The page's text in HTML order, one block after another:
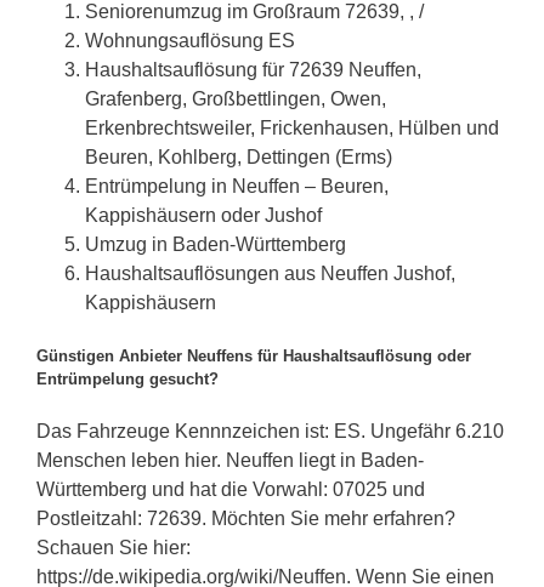
Seniorenumzug im Großraum 72639, , /
Wohnungsauflösung ES
Haushaltsauflösung für 72639 Neuffen,
Grafenberg, Großbettlingen, Owen,
Erkenbrechtsweiler, Frickenhausen, Hülben und
Beuren, Kohlberg, Dettingen (Erms)
Entrümpelung in Neuffen – Beuren,
Kappishäusern oder Jushof
Umzug in Baden-Württemberg
Haushaltsauflösungen aus Neuffen Jushof,
Kappishäusern
Günstigen Anbieter Neuffens für Haushaltsauflösung oder
Entrümpelung gesucht?
Das Fahrzeuge Kennnzeichen ist: ES. Ungefähr 6.210
Menschen leben hier. Neuffen liegt in Baden-
Württemberg und hat die Vorwahl: 07025 und
Postleitzahl: 72639. Möchten Sie mehr erfahren?
Schauen Sie hier:
https://de.wikipedia.org/wiki/Neuffen. Wenn Sie einen